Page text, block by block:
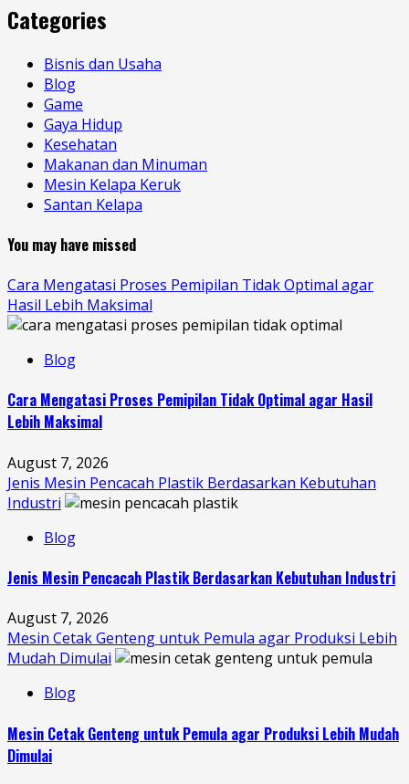
Categories
Bisnis dan Usaha
Blog
Game
Gaya Hidup
Kesehatan
Makanan dan Minuman
Mesin Kelapa Keruk
Santan Kelapa
You may have missed
Cara Mengatasi Proses Pemipilan Tidak Optimal agar
Hasil Lebih Maksimal
Blog
Cara Mengatasi Proses Pemipilan Tidak Optimal agar Hasil
Lebih Maksimal
August 7, 2026
Jenis Mesin Pencacah Plastik Berdasarkan Kebutuhan
Industri
Blog
Jenis Mesin Pencacah Plastik Berdasarkan Kebutuhan Industri
August 7, 2026
Mesin Cetak Genteng untuk Pemula agar Produksi Lebih
Mudah Dimulai
Blog
Mesin Cetak Genteng untuk Pemula agar Produksi Lebih Mudah
Dimulai